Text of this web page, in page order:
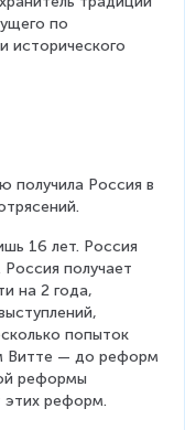
по
исторического
получила Россия в
16 лет. Россия
получает
на 2 года,
попыток
Витте — до реформ
реформы
этих реформ.